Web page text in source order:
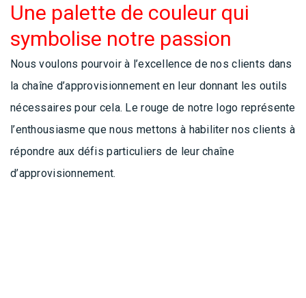
Une palette de couleur qui
symbolise notre passion
Nous voulons pourvoir à l’excellence de nos clients dans
la chaîne d’approvisionnement en leur donnant les outils
nécessaires pour cela. Le rouge de notre logo représente
l’enthousiasme que nous mettons à habiliter nos clients à
répondre aux défis particuliers de leur chaîne
d’approvisionnement.